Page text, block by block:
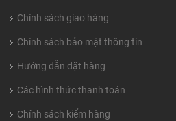
Chính sách giao hàng
Chính sách bảo mật thông tin
Hướng dẫn đặt hàng
Các hình thức thanh toán
Chính sách kiểm hàng